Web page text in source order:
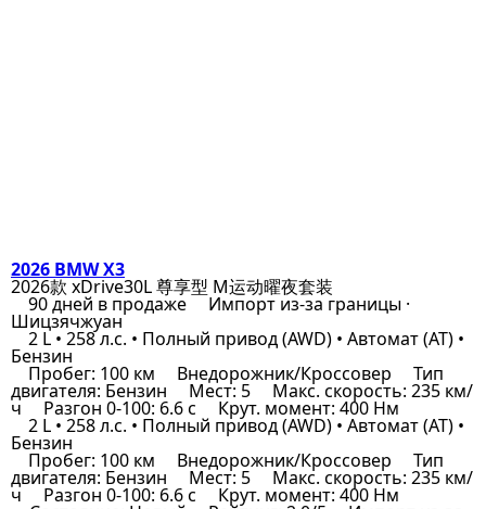
2026 BMW X3
2026款 xDrive30L 尊享型 M运动曜夜套装
90 дней в продаже Импорт из-за границы ·
Шицзячжуан
2 L • 258 л.с. • Полный привод (AWD) • Автомат (AT) •
Бензин
Пробег: 100 км Внедорожник/Кроссовер Тип
двигателя: Бензин Мест: 5 Макс. скорость: 235 км/
ч Разгон 0-100: 6.6 с Крут. момент: 400 Нм
2 L • 258 л.с. • Полный привод (AWD) • Автомат (AT) •
Бензин
Пробег: 100 км Внедорожник/Кроссовер Тип
двигателя: Бензин Мест: 5 Макс. скорость: 235 км/
ч Разгон 0-100: 6.6 с Крут. момент: 400 Нм